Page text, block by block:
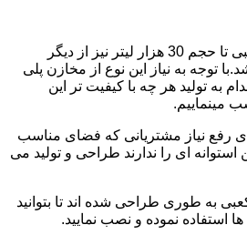
تولید مخازن پلی اتیلن مکعبی تا حجم 30 هزار لیتر نیز از دیگر
توجه به نیاز این نوع از مخازن پلی
به تولید هر چه با کیفیت تر این
مینماییم.
رفع نیاز مشتریانی که فضای مناسب
ای را ندارند طراحی و تولید می
به طوری طراحی شده اند تا بتوانید
ها استفاده نموده و نصب نمایید.